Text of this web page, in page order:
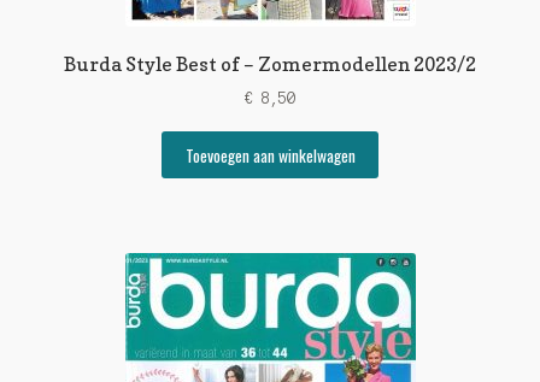
Burda Style Best of – Zomermodellen 2023/2
€ 8,50
Toevoegen aan winkelwagen